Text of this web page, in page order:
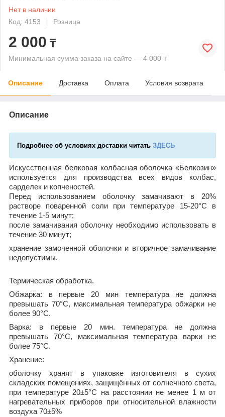
Нет в наличии
Код: 4153
Розница
2 000 ₸
Минимальная сумма заказа на сайте — 4 000 ₸
Описание Доставка Оплата Условия возврата
Описание
Подробнее об условиях доставки читать ЗДЕСЬ
Искусственная белковая колбасная оболочка «Белкозин»
используется для производства всех видов колбас,
сарделек и копченостей.
Перед использованием оболочку замачивают в 20%
растворе поваренной соли при температуре 15-20°С в
течение 1-5 минут;
после замачивания оболочку необходимо использовать в
течение 30 минут;
хранение замоченной оболочки и вторичное замачивание
недопустимы.
Термическая обработка.
Обжарка: в первые 20 мин температура не должна
превышать 70°С, максимальная температура обжарки не
более 90°С.
Варка: в первые 20 мин. температура не должна
превышать 70°С, максимальная температура варки не
более 75°С.
Хранение:
оболочку хранят в упаковке изготовителя в сухих
складских помещениях, защищённых от солнечного света,
при температуре 20±5°С на расстоянии не менее 1 м от
нагревательных приборов при относительной влажности
воздуха 70±5%